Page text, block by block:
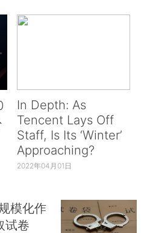
In Depth: As
Tencent Lays Off
Staff, Is Its ‘Winter’
Approaching?
2022年04月01日
模化作
试卷